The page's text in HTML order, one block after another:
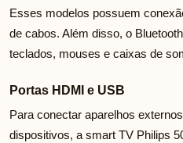
Esses modelos possuem
de cabos. Além disso, o
teclados, mouses e caixas de
Portas HDMI e USB
Para conectar aparelhos
dispositivos, a smart TV Philips